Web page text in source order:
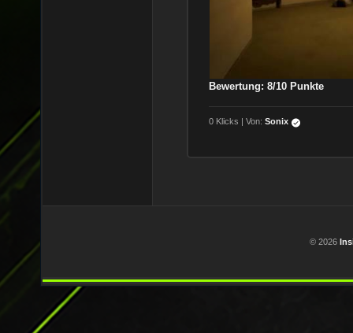
Bewertung: 8/10 Punkte
0 Klicks | Von:Sonix
© 2026